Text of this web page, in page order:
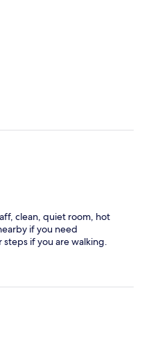
clean, quiet room, hot
if you need
if you are walking.